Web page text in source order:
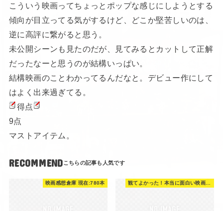
こういう映画ってちょっとポップな感じにしようとする
傾向が目立ってる気がするけど、どこか堅苦しいのは、
逆に高評に繋がると思う。
未公開シーンも見たのだが、見てみるとカットして正解
だったなーと思うのが結構いっぱい。
結構映画のことわかってるんだなと。デビュー作にして
はよく出来過ぎてる。
得点
9点
マストアイテム。
RECOMMEND
映画感想倉庫 現在:780本 観てよかった！本当に面白い映画 560選